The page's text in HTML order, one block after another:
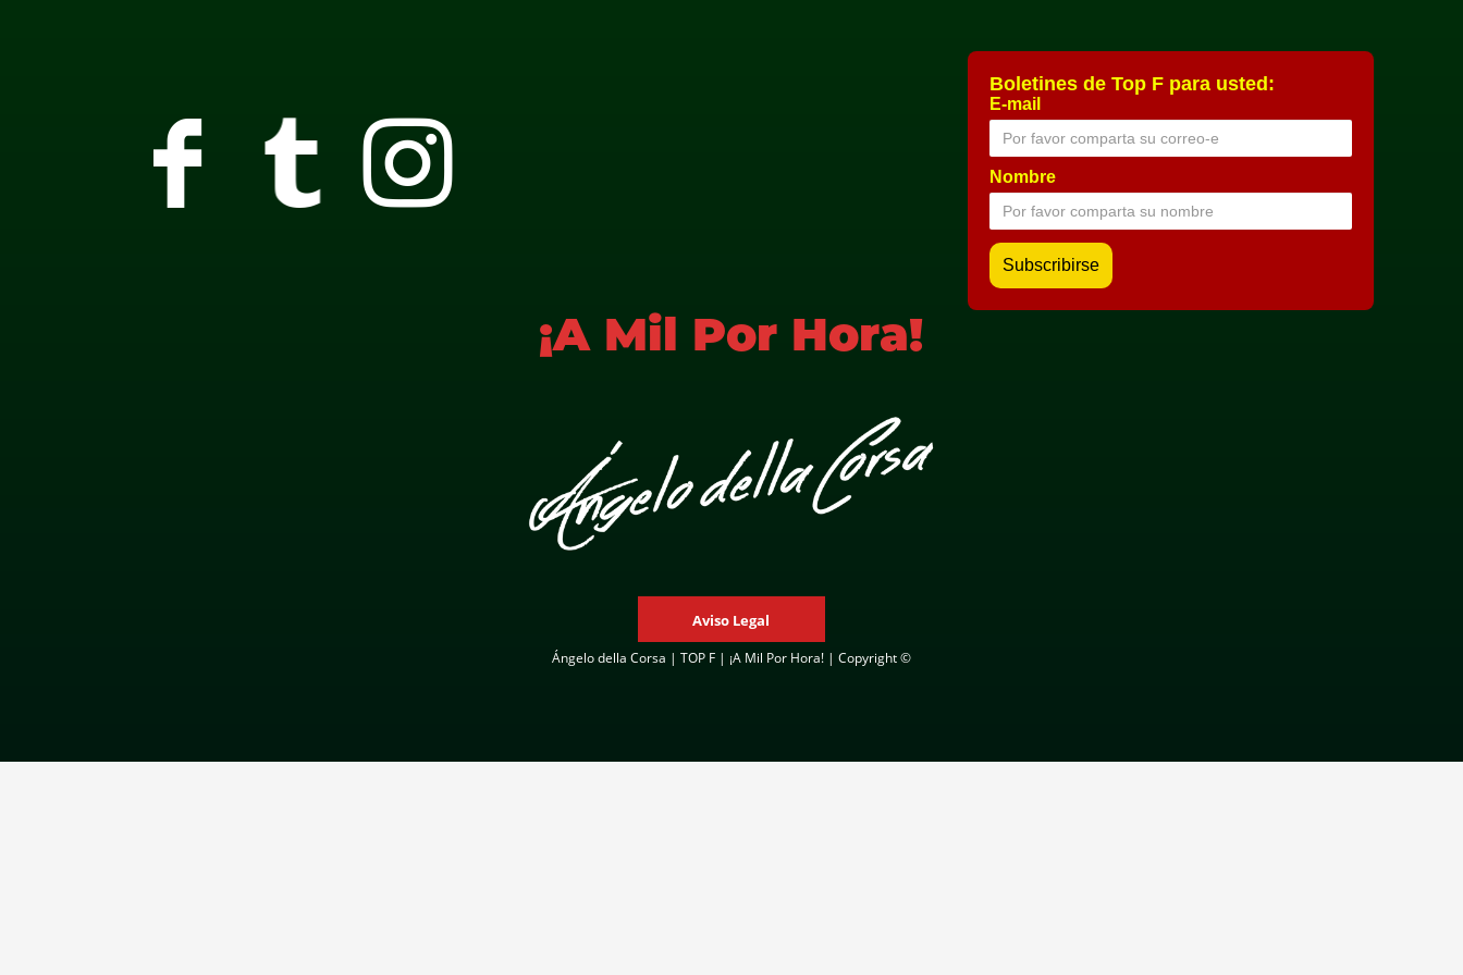
Boletines de Top F para usted:
E-mail
Nombre
¡A Mil Por Hora!
Aviso Legal
Ángelo della Corsa | TOP F | ¡A Mil Por Hora! | Copyright ©